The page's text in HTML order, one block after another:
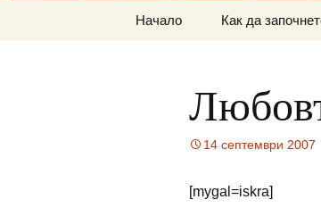
Начало Как да
14 септември 2007
[mygal=iskra]